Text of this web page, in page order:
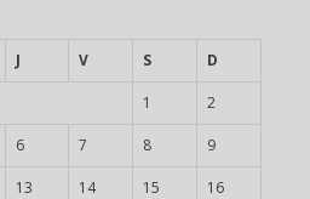
J V S D
1 2
6 7 8 9
13 14 15 16